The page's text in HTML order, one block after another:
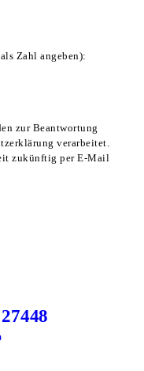
Zahl angeben):
zur Beantwortung
verarbeitet.
zukünftig per E-Mail